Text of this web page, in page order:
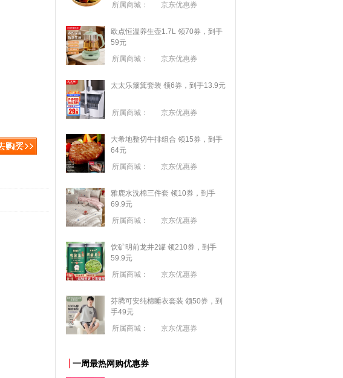
所属商城： 京东优惠券
欧点恒温养生壶1.7L 领70券，到手
59元
所属商城：
京东优惠券
太太乐簸箕套装 领6券，到手13.9元
所属商城： 京东优惠券
大希地整切牛排组合 领15券，到手
64元
所属商城：
京东优惠券
雅鹿水洗棉三件套 领10券，到手
69.9元
所属商城：
京东优惠券
饮矿明前龙井2罐 领210券，到手
59.9元
所属商城：
京东优惠券
芬腾可安纯棉睡衣套装 领50券，到
手49元
所属商城：
京东优惠券
一周最热网购优惠券